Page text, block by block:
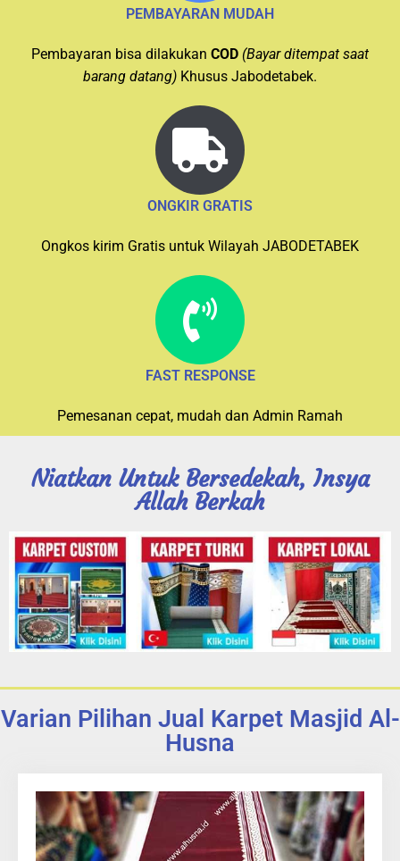
PEMBAYARAN MUDAH
Pembayaran bisa dilakukan COD (Bayar ditempat saat
barang datang) Khusus Jabodetabek.
ONGKIR GRATIS
Ongkos kirim Gratis untuk Wilayah JABODETABEK
FAST RESPONSE
Pemesanan cepat, mudah dan Admin Ramah
Niatkan Untuk Bersedekah, Insya
Allah Berkah
Varian Pilihan Jual Karpet Masjid Al-
Husna